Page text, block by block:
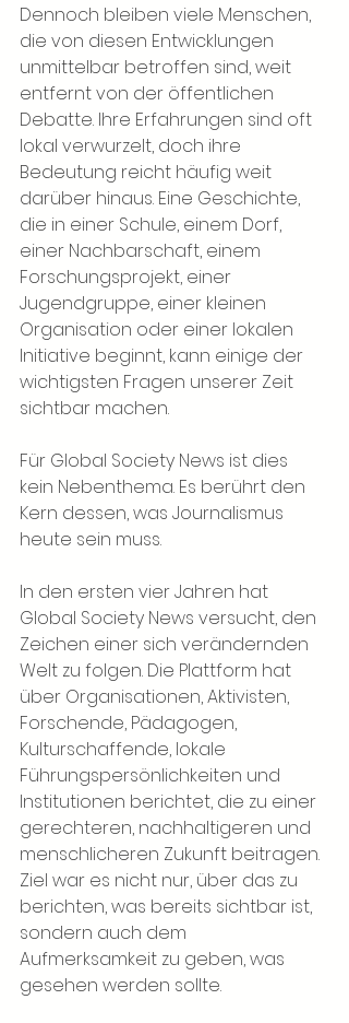
Dennoch bleiben viele Menschen,
die von diesen Entwicklungen
unmittelbar betroffen sind, weit
entfernt von der öffentlichen
Debatte. Ihre Erfahrungen sind oft
lokal verwurzelt, doch ihre
Bedeutung reicht häufig weit
darüber hinaus. Eine Geschichte,
die in einer Schule, einem Dorf,
einer Nachbarschaft, einem
Forschungsprojekt, einer
Jugendgruppe, einer kleinen
Organisation oder einer lokalen
Initiative beginnt, kann einige der
wichtigsten Fragen unserer Zeit
sichtbar machen.
Für Global Society News ist dies
kein Nebenthema. Es berührt den
Kern dessen, was Journalismus
heute sein muss.
In den ersten vier Jahren hat
Global Society News versucht, den
Zeichen einer sich verändernden
Welt zu folgen. Die Plattform hat
über Organisationen, Aktivisten,
Forschende, Pädagogen,
Kulturschaffende, lokale
Führungspersönlichkeiten und
Institutionen berichtet, die zu einer
gerechteren, nachhaltigeren und
menschlicheren Zukunft beitragen.
Ziel war es nicht nur, über das zu
berichten, was bereits sichtbar ist,
sondern auch dem
Aufmerksamkeit zu geben, was
gesehen werden sollte.